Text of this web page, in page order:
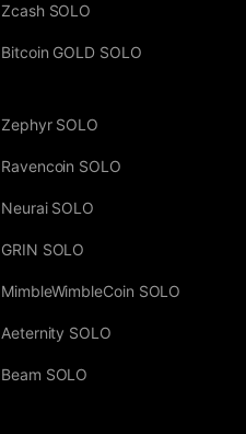
Zcash SOLO
Bitcoin GOLD SOLO
Zephyr SOLO
Ravencoin SOLO
Neurai SOLO
GRIN SOLO
MimbleWimbleCoin SOLO
Aeternity SOLO
Beam SOLO